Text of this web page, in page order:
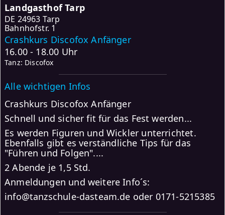
Landgasthof Tarp
DE 24963 Tarp
Bahnhofstr. 1
Crashkurs Discofox Anfänger
16.00 - 18.00 Uhr
Tanz: Discofox
Alle wichtigen Infos
Crashkurs Discofox Anfänger
Schnell und sicher fit für das Fest werden...
Es werden Figuren und Wickler unterrichtet.
Ebenfalls gibt es verständliche Tips für das
"Führen und Folgen"....
2 Abende je 1,5 Std.
Anmeldungen und weitere Info´s:
info@tanzschule-dasteam.de oder 0171-5215385